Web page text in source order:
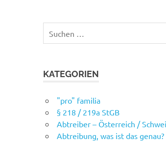
nach:
KATEGORIEN
"pro" familia
§ 218 / 219a StGB
Abtreiber – Österreich /
Abtreibung, was ist das genau?